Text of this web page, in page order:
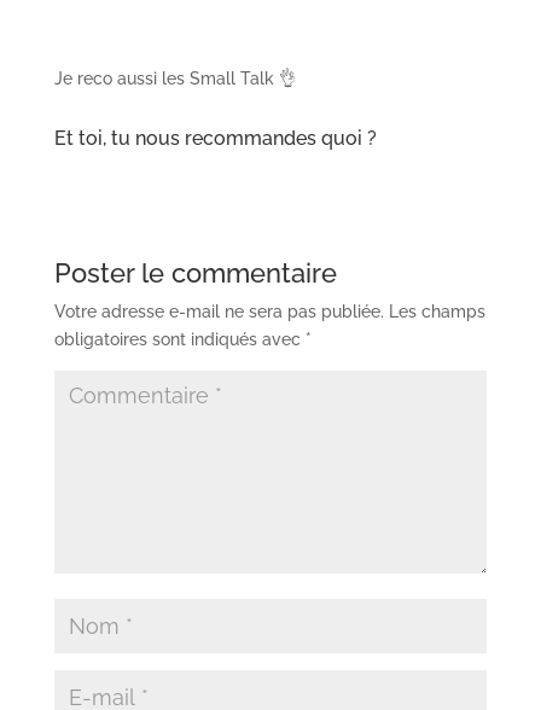
Je reco aussi les Small Talk 👌
Et toi, tu nous recommandes quoi ?
Poster le commentaire
Votre adresse e-mail ne sera pas publiée.
Les champs
obligatoires sont indiqués avec *